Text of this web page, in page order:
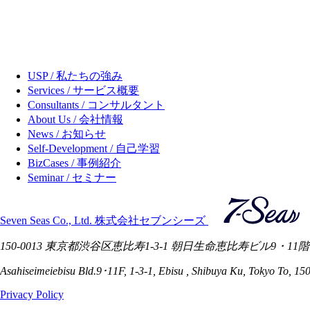
USP / 私たちの強み
Services / サービス概要
Consultants / コンサルタント
About Us / 会社情報
News / お知らせ
Self-Development / 自己学習
BizCases / 事例紹介
Seminar / セミナー
Seven Seas Co., Ltd. 株式会社セブンシーズ
150-0013 東京都渋谷区恵比寿1-3-1 朝日生命恵比寿ビル9・11階
Asahiseimeiebisu Bld.9･11F, 1-3-1, Ebisu , Shibuya Ku, Tokyo To,
Privacy Policy